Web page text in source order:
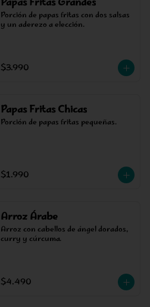
Porción de papas fritas con dos salsas
y un aderezo a elección.
$3.990
Papas Fritas Chicas
Porción de papas fritas pequeñas.
$1.990
Arroz Árabe
Arroz con cabellos de ángel dorados,
curry y cúrcuma.
$4.490